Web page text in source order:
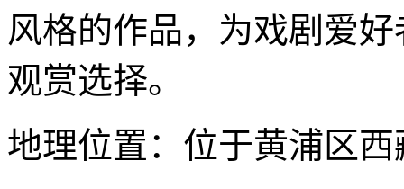
风格的作品，为戏剧爱
观赏选择。
地理位置：位于黄浦区